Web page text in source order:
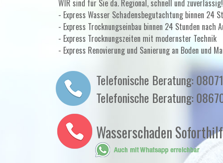
WIR sind für Sie da. Regional, schnell und
- Express Wasser Schadensbegutachtung binnen 24
- Express Trocknungseinbau binnen 24 Stunden
- Express Trocknungszeiten mit modernster Technik
- Express Renovierung und Sanierung an Boden und
Telefonische Beratung:
Wasserschaden
Telefonische Beratung: